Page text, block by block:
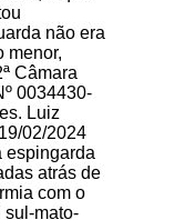
não era
menor,
Câmara
0034430-
Luiz
02/2024
espingarda
atrás de
com o
sul-mato-